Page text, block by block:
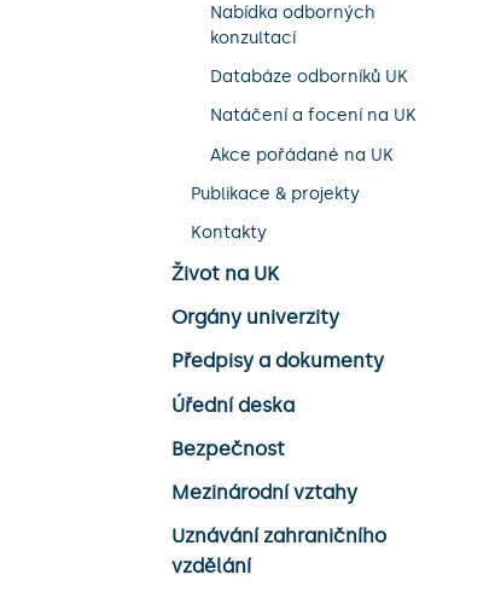
Nabídka odborných
konzultací
Databáze odborníků UK
Natáčení a focení na UK
Akce pořádané na UK
Publikace & projekty
Kontakty
Život na UK
Orgány univerzity
Předpisy a dokumenty
Úřední deska
Bezpečnost
Mezinárodní vztahy
Uznávání zahraničního
vzdělání